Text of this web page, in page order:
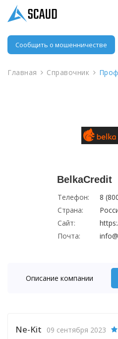
Сообщить о мошенничестве
Главная Справочник
BelkaCredit
Телефон:
8
Страна:
Сайт:
Почта:
Описание компании
Ne-Kit 09 сентября 2023